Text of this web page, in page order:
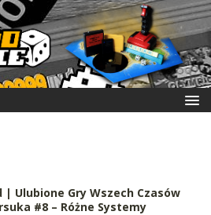
| Ulubione Gry Wszech Czasów
#8 – Różne Systemy